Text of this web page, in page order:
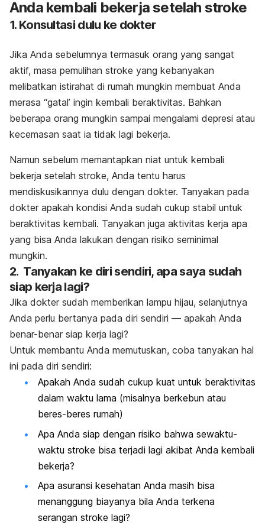
Anda kembali bekerja setelah stroke
1. Konsultasi dulu ke dokter
Jika Anda sebelumnya termasuk orang yang sangat
aktif, masa pemulihan stroke yang kebanyakan
melibatkan istirahat di rumah mungkin membuat Anda
merasa “gatal’ ingin kembali beraktivitas. Bahkan
beberapa orang mungkin sampai mengalami depresi atau
kecemasan saat ia tidak lagi bekerja.
Namun sebelum memantapkan niat untuk kembali
bekerja setelah stroke, Anda tentu harus
mendiskusikannya dulu dengan dokter. Tanyakan pada
dokter apakah kondisi Anda sudah cukup stabil untuk
beraktivitas kembali. Tanyakan juga aktivitas kerja apa
yang bisa Anda lakukan dengan risiko seminimal
mungkin.
2. Tanyakan ke diri sendiri, apa saya sudah
siap kerja lagi?
Jika dokter sudah memberikan lampu hijau, selanjutnya
Anda perlu bertanya pada diri sendiri — apakah Anda
benar-benar siap kerja lagi?
Untuk membantu Anda memutuskan, coba tanyakan hal
ini pada diri sendiri:
Apakah Anda sudah cukup kuat untuk beraktivitas
dalam waktu lama (misalnya berkebun atau
beres-beres rumah)
Apa Anda siap dengan risiko bahwa sewaktu-
waktu stroke bisa terjadi lagi akibat Anda kembali
bekerja?
Apa asuransi kesehatan Anda masih bisa
menanggung biayanya bila Anda terkena
serangan stroke lagi?